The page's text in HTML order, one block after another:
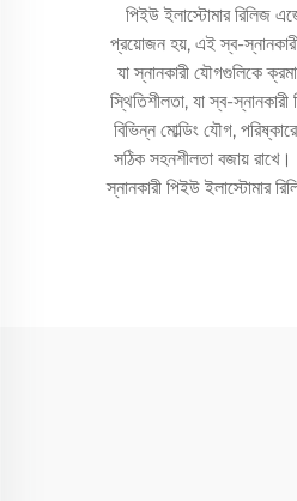
পিইউ ইলাস্টোমার রিলিজ
প্রয়োজন হয়, এই স্ব-স্নানকারী
যা স্নানকারী যৌগগুলিকে
স্থিতিশীলতা, যা স্ব-
বিভিন্ন মোল্ডিং যৌগ,
সঠিক সহনশীলতা বজায়
স্নানকারী পিইউ ইলাস্টোমার